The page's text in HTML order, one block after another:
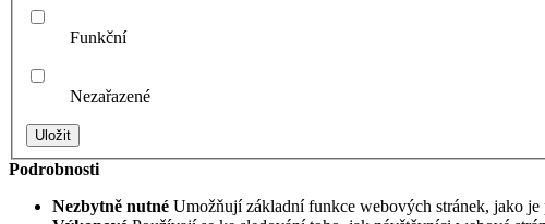
Funkční
Nezařazené
Podrobnosti
Nezbytně nutné Umožňují základní funkce webových stránek, jako je